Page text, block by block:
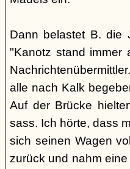
Dann belastet B. die
"Kanotz stand immer
alle nach Kalk
Auf der Brücke
sass. Ich hörte, dass
sich seinen Wagen
zurück und nahm